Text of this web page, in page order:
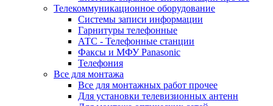
Телекоммуникационное оборудование
Системы записи информации
Гарнитуры телефонные
АТС - Телефонные станции
Факсы и МФУ Panasonic
Телефония
Все для монтажа
Все для монтажных работ прочее
Для установки телевизионных антенн